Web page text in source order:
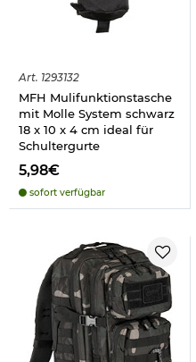
Art. 1293132
MFH Mulifunktionstasche
mit Molle System schwarz
18 x 10 x 4 cm ideal für
Schultergurte
5,98€
sofort verfügbar